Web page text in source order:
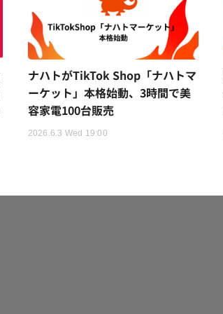
ナハトがTikTok Shop「ナハトマ
ーケット」本格始動、3時間で美
容家電100台販売
2026.6.3 Wed 19:00